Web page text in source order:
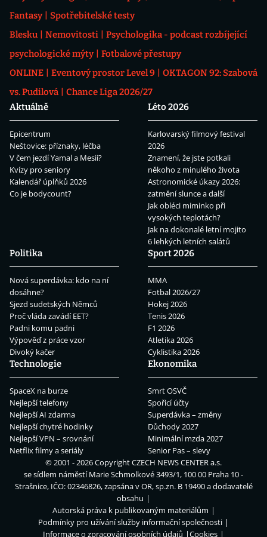
Fantasy
Spotřebitelské testy
Blesku
Nemovitosti
Psychologika - podcast rozbíjející
psychologické mýty
Fotbalové přestupy
ONLINE
Eventový prostor Level 9
OKTAGON 92: Szabová
vs. Pudilová
Chance Liga 2026/27
Aktuálně
Epicentrum
Neštovice: příznaky, léčba
V čem jezdí Yamal a Mesii?
Kvízy pro seniory
Kalendář úplňků 2026
Co je bodycount?
Léto 2026
Karlovarský filmový festival
2026
Znamení, že jste potkali
někoho z minulého života
Astronomické úkazy 2026:
zatmění slunce a další
Jak obléci miminko při
vysokých teplotách?
Jak na dokonalé letní mojito
6 lehkých letních salátů
Politika
Nová superdávka: kdo na ní
dosáhne?
Sjezd sudetských Němců
Proč vláda zavádí EET?
Padni komu padni
Výpověď z práce vzor
Divoký kačer
Sport 2026
MMA
Fotbal 2026/27
Hokej 2026
Tenis 2026
F1 2026
Atletika 2026
Cyklistika 2026
Technologie
SpaceX na burze
Nejlepší telefony
Nejlepší AI zdarma
Nejlepší chytré hodinky
Nejlepší VPN – srovnání
Netflix filmy a seriály
Ekonomika
Smrt OSVČ
Spořicí účty
Superdávka – změny
Důchody 2027
Minimální mzda 2027
Senior Pas – slevy
© 2001 - 2026 CopyrightCZECH NEWS CENTER a.s.
se sídlem náměstí Marie Schmolkové 3493/1, 100 00 Praha 10 -
Strašnice, IČO: 02346826, zapsána v OR, sp.zn. B 19490 a dodavatelé
obsahu
Autorská práva k publikovaným materiálům
Podmínky pro užívání služby informační společnosti
Informace o zpracování osobních údajů
Cookies